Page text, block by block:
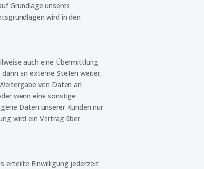
Grundlage unseres
wird in den
auch eine Übermittlung
an externe Stellen weiter,
von Daten an
wenn eine sonstige
Daten unserer Kunden nur
wird ein Vertrag über
erteilte Einwilligung jederzeit